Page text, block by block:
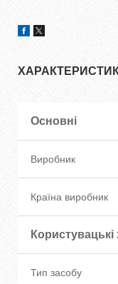
Основні
Виробник
Країна виробник
Тип засобу